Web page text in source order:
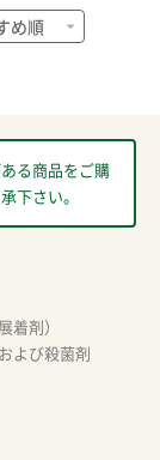
る商品をご購
下さい。
剤）
よび殺菌剤